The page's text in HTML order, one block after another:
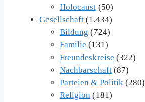
Holocaust (50)
Gesellschaft (1.434)
Bildung (724)
Familie (131)
Freundeskreise (322)
Nachbarschaft (87)
Parteien & Politik (280)
Religion (181)